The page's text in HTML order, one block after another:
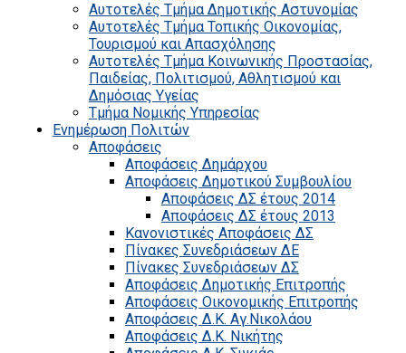
Αυτοτελές Τμήμα Δημοτικής Αστυνομίας
Αυτοτελές Τμήμα Τοπικής Οικονομίας,
Τουρισμού και Απασχόλησης
Αυτοτελές Τμήμα Κοινωνικής Προστασίας,
Παιδείας, Πολιτισμού, Αθλητισμού και
Δημόσιας Υγείας
Τμήμα Νομικής Υπηρεσίας
Ενημέρωση Πολιτών
Αποφάσεις
Αποφάσεις Δημάρχου
Αποφάσεις Δημοτικού Συμβουλίου
Αποφάσεις ΔΣ έτους 2014
Αποφάσεις ΔΣ έτους 2013
Κανονιστικές Αποφάσεις ΔΣ
Πίνακες Συνεδριάσεων ΔΕ
Πίνακες Συνεδριάσεων ΔΣ
Αποφάσεις Δημοτικής Επιτροπής
Αποφάσεις Οικονομικής Επιτροπής
Αποφάσεις Δ.Κ. Αγ.Νικολάου
Αποφάσεις Δ.Κ. Νικήτης